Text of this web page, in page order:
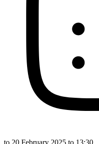
to 20 February 2025 to 13:30